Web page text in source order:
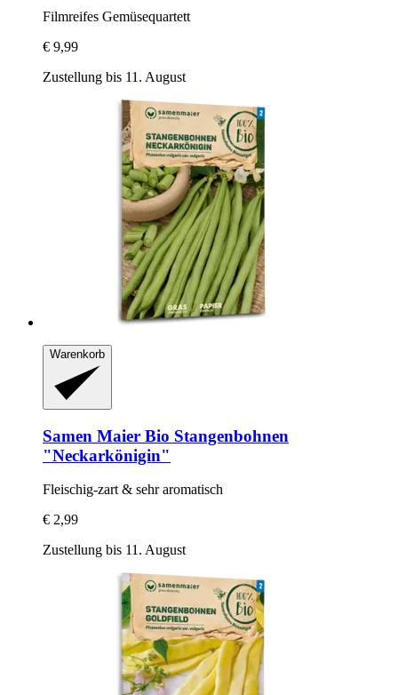
Filmreifes Gemüsequartett
€ 9,99
Zustellung bis 11. August
Warenkorb
Samen Maier Bio Stangenbohnen
"Neckarkönigin"
Fleischig-​zart & sehr aromatisch
€ 2,99
Zustellung bis 11. August